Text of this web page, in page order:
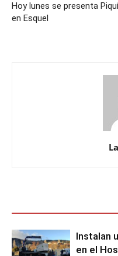
Hoy lunes se presenta
en Esquel
Instalan
en el